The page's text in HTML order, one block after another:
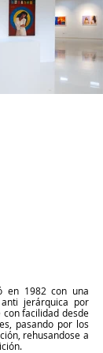
en 1982 con una
jerárquica por
facilidad desde
pasando por los
rehusandose a